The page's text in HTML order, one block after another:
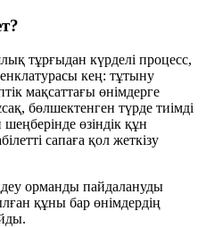
тұрғыдан күрделі процесс,
кең: тұтыну
мақсаттағы өнімдерге
бөлшектенген түрде тиімді
өзіндік құн
сапаға қол жеткізу
орманды пайдалануды
құны бар өнімдердің